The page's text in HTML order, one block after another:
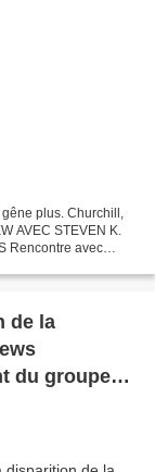
plus. Churchill,
AVEC STEVEN K.
Rencontre avec
de la
du groupe